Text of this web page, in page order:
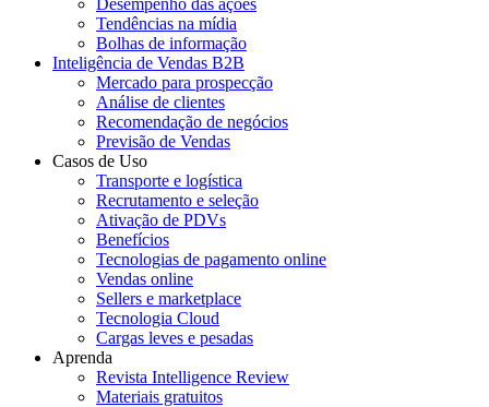
Tendências na mídia
Bolhas de informação
Inteligência de Vendas B2B
Mercado para prospecção
Análise de clientes
Recomendação de negócios
Previsão de Vendas
Casos de Uso
Transporte e logística
Recrutamento e seleção
Ativação de PDVs
Benefícios
Tecnologias de pagamento online
Vendas online
Sellers e marketplace
Tecnologia Cloud
Cargas leves e pesadas
Aprenda
Revista Intelligence Review
Materiais gratuitos